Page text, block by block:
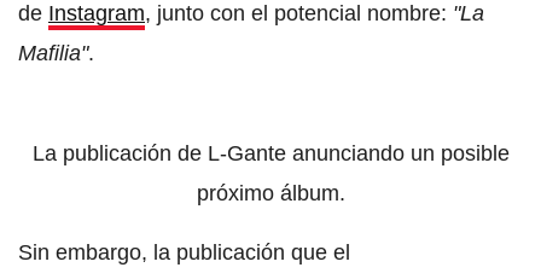
de Instagram, junto con el potencial nombre: "La
Mafilia".
La publicación de L-Gante anunciando un posible
próximo álbum.
Sin embargo, la publicación que el